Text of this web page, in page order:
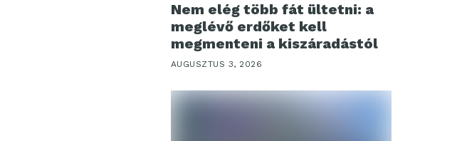
Nem elég több fát ültetni: a
meglévő erdőket kell
megmenteni a kiszáradástól
AUGUSZTUS 3, 2026